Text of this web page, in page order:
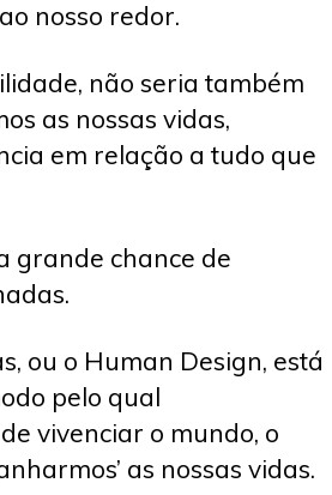
nosso redor.
não seria também
as nossas vidas,
em relação a tudo que
grande chance de
ou o Human Design, está
pelo qual
vivenciar o mundo, o
as nossas vidas.